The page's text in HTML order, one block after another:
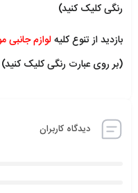
رنگی کلیک کنید)
بازدید از تنوع کلیهلوازم جانبی
(بر روی عبارت رنگی کلیک کنید)
دیدگاه کاربران